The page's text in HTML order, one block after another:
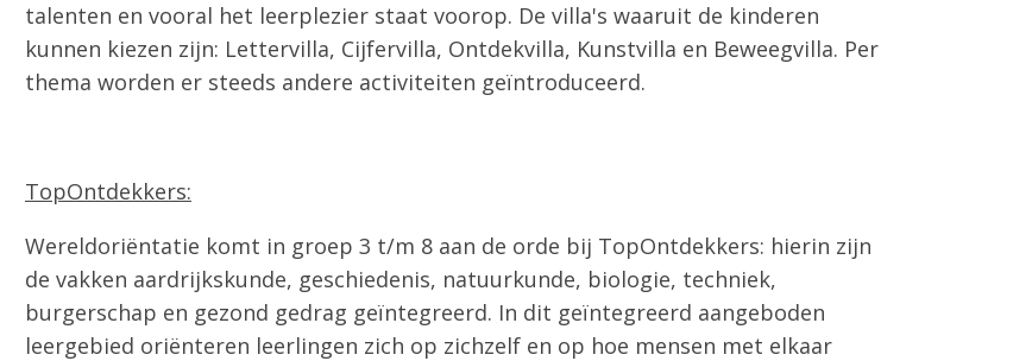
talenten en vooral het leerplezier staat voorop. De villa's waaruit de kinderen
kunnen kiezen zijn: Lettervilla, Cijfervilla, Ontdekvilla, Kunstvilla en Beweegvilla. Per
thema worden er steeds andere activiteiten geïntroduceerd.
TopOntdekkers:
Wereldoriëntatie komt in groep 3 t/m 8 aan de orde bij TopOntdekkers: hierin zijn
de vakken aardrijkskunde, geschiedenis, natuurkunde, biologie, techniek,
burgerschap en gezond gedrag geïntegreerd. In dit geïntegreerd aangeboden
leergebied oriënteren leerlingen zich op zichzelf en op hoe mensen met elkaar